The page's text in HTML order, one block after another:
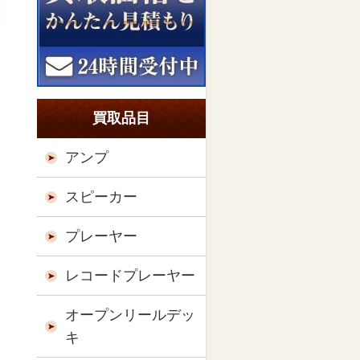
買取品目
アンプ
スピーカー
プレーヤー
レコードプレーヤー
オープンリールデッ
キ